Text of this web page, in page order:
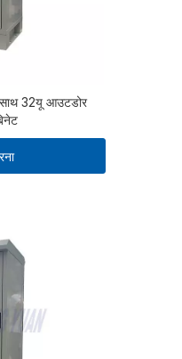
32यू आउटडोर